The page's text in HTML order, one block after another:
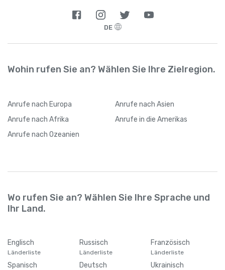
DE
Wohin rufen Sie an? Wählen Sie Ihre Zielregion.
Anrufe nach Europa Anrufe nach Asien
Anrufe nach Afrika Anrufe in die Amerikas
Anrufe nach Ozeanien
Wo rufen Sie an? Wählen Sie Ihre Sprache und
Ihr Land.
Englisch
Länderliste
Russisch
Länderliste
Französisch
Länderliste
Spanisch Deutsch Ukrainisch